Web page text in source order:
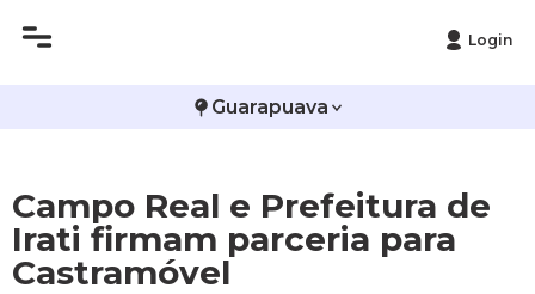
Login
Guarapuava
Campo Real e Prefeitura de
Irati firmam parceria para
Castramóvel
Infraestrutura
Editais
Biomedicina
Ciências Contábeis
Atividades Complementares e Sociais
Biblioteca
CPA
COLAP